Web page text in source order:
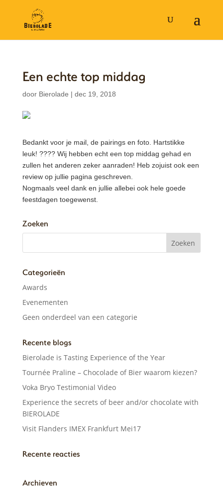
Een echte top middag
door Bierolade | dec 19, 2018
Bedankt voor je mail, de pairings en foto. Hartstikke
leuk! ???? Wij hebben echt een top middag gehad en
zullen het anderen zeker aanraden! Heb zojuist ook een
review op jullie pagina geschreven.
Nogmaals veel dank en jullie allebei ook hele goede
feestdagen toegewenst.
Zoeken
Categorieën
Awards
Evenementen
Geen onderdeel van een categorie
Recente blogs
Bierolade is Tasting Experience of the Year
Tournée Praline – Chocolade of Bier waarom kiezen?
Voka Bryo Testimonial Video
Experience the secrets of beer and/or chocolate with
BIEROLADE
Visit Flanders IMEX Frankfurt Mei17
Recente reacties
Archieven